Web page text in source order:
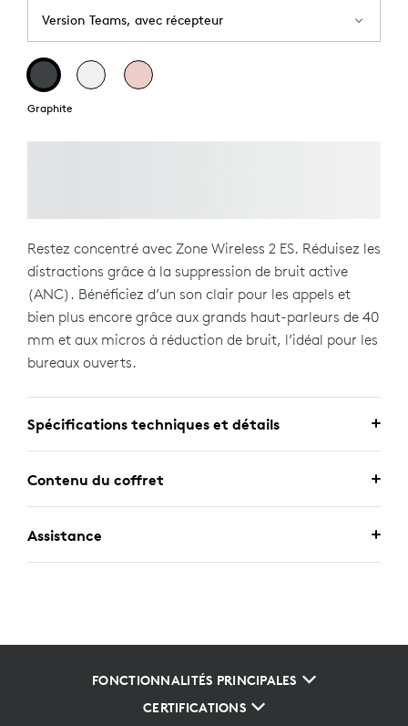
Version Teams, avec récepteur
Graphite
Restez concentré avec Zone Wireless 2 ES. Réduisez les
distractions grâce à la suppression de bruit active
(ANC). Bénéficiez d’un son clair pour les appels et
bien plus encore grâce aux grands haut-parleurs de 40
mm et aux micros à réduction de bruit, l’idéal pour les
bureaux ouverts.
Spécifications techniques et détails
Contenu du coffret
Assistance
FONCTIONNALITÉS PRINCIPALES
CERTIFICATIONS